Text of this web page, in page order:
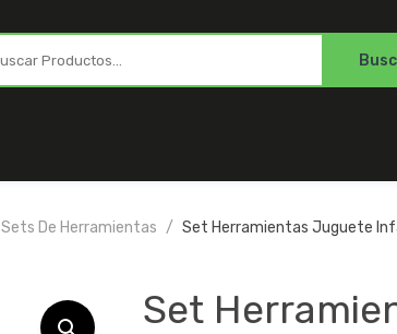
Sets De Herramientas Set Herramientas Juguete
Set